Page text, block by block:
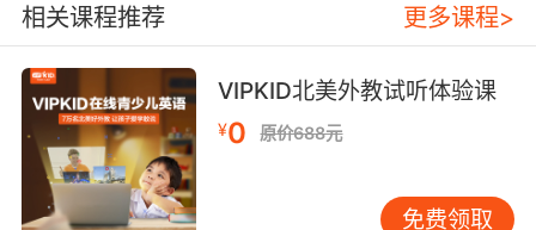
国》经典对话模仿语音语调，接着参与线上角色
扮演游戏（如模拟联合国会议辩论），最后进入
真实场景实践。特别注意连读弱读训练，如want
to的发音融合技巧。剑桥大学应用语言学系实验
证明，在浸入式环境中学习的学生，口语流利度
提升速度是传统教学的2.7倍。家长可借助智能音
箱设置英语晨间新闻，营造家庭语言环境。 四、
相关课程推荐 更多课程>
VIPKID北美外教试听体验课
¥0 原价688元
免费领取